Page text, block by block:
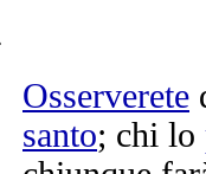
Osserverete
santo; chi lo